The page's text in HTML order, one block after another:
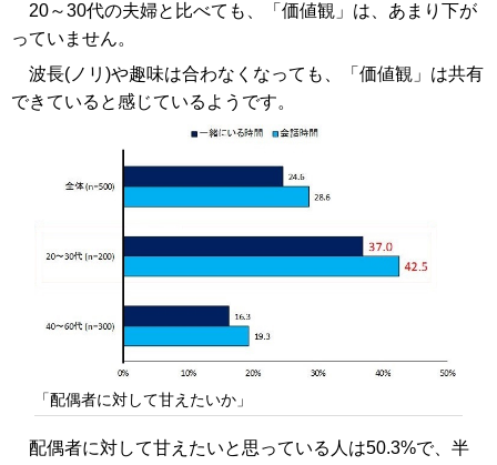
20～30代の夫婦と比べても、「価値観」は、あまり下が
っていません。
波長(ノリ)や趣味は合わなくなっても、「価値観」は共有
できていると感じているようです。
「配偶者に対して甘えたいか」
配偶者に対して甘えたいと思っている人は50.3%で、半